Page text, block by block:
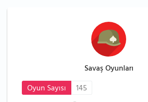
Savaş Oyunları
Oyun Sayısı
145